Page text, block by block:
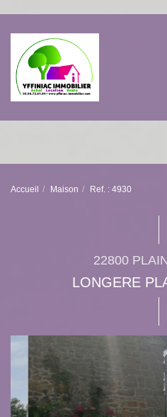
Accueil Maison Ref. : 4930
22800
LONGERE